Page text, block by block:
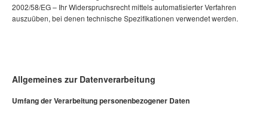
2002/58/EG – Ihr Widerspruchsrecht mittels automatisierter Verfahren
auszuüben, bei denen technische Spezifikationen verwendet werden.
Allgemeines zur Datenverarbeitung
Umfang der Verarbeitung personenbezogener Daten